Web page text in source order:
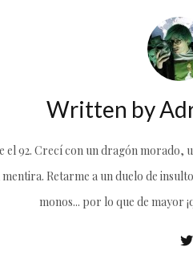
Written by
el 92. Crecí con un dragón
Retarme a un duelo de
monos... por lo que de mayor